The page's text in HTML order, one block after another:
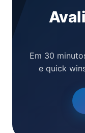
Em 30
e quick